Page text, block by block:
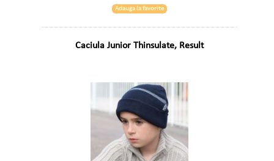
Adauga la favorite
Caciula Junior Thinsulate, Result